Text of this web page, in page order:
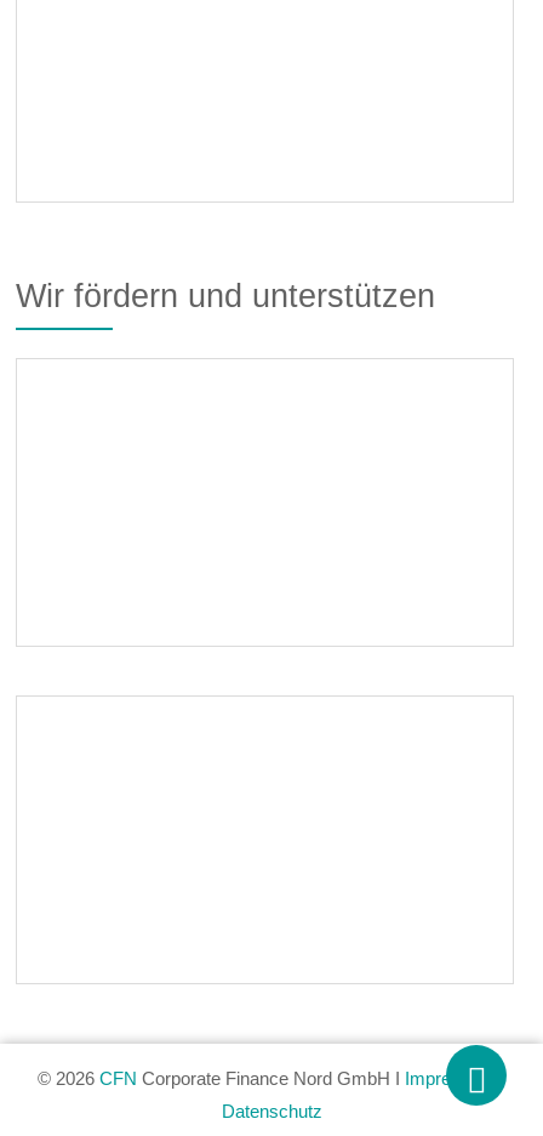
Wir fördern und unterstützen
© 2026 CFN Corporate Finance Nord GmbH I Impressum
Datenschutz